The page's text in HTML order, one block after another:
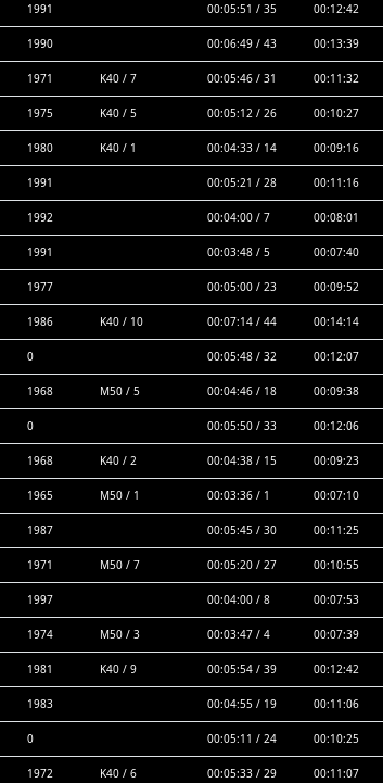
1991 00:05:51 / 35 00:12:42
1990 00:06:49 / 43 00:13:39
1971 K40 / 7 00:05:46 / 31 00:11:32
1975 K40 / 5 00:05:12 / 26 00:10:27
1980 K40 / 1 00:04:33 / 14 00:09:16
1991 00:05:21 / 28 00:11:16
1992 00:04:00 / 7 00:08:01
1991 00:03:48 / 5 00:07:40
1977 00:05:00 / 23 00:09:52
1986 K40 / 10 00:07:14 / 44 00:14:14
0 00:05:48 / 32 00:12:07
1968 M50 / 5 00:04:46 / 18 00:09:38
0 00:05:50 / 33 00:12:06
1968 K40 / 2 00:04:38 / 15 00:09:23
1965 M50 / 1 00:03:36 / 1 00:07:10
1987 00:05:45 / 30 00:11:25
1971 M50 / 7 00:05:20 / 27 00:10:55
1997 00:04:00 / 8 00:07:53
1974 M50 / 3 00:03:47 / 4 00:07:39
1981 K40 / 9 00:05:54 / 39 00:12:42
1983 00:04:55 / 19 00:11:06
0 00:05:11 / 24 00:10:25
1972 K40 / 6 00:05:33 / 29 00:11:07